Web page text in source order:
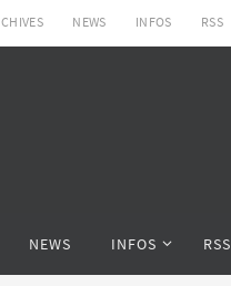
NEWS INFOS RSS
NEWS INFOS RSS